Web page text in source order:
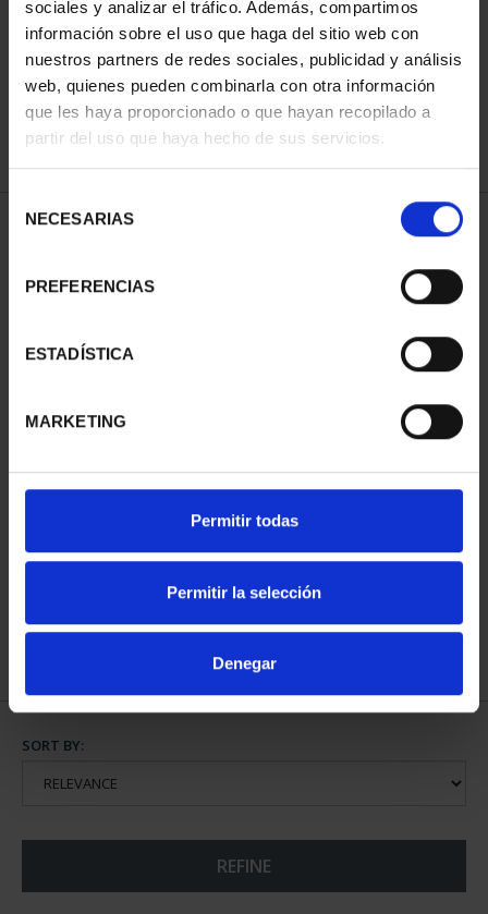
sociales y analizar el tráfico. Además, compartimos
información sobre el uso que haga del sitio web con
nuestros partners de redes sociales, publicidad y análisis
web, quienes pueden combinarla con otra información
que les haya proporcionado o que hayan recopilado a
partir del uso que haya hecho de sus servicios.
NECESARIAS
PREFERENCIAS
ESTADÍSTICA
MARKETING
Permitir todas
Permitir la selección
Denegar
SORT BY:
REFINE
1 Products found
NATIONAL HERITAGE II -
€73.00
SORT BY:
REFINE